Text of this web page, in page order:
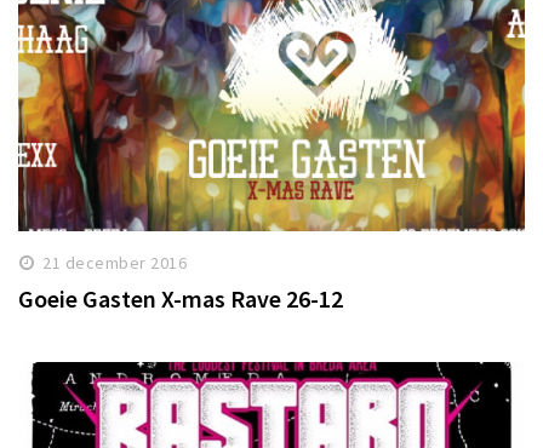
21 december 2016
Goeie Gasten X-mas Rave 26-12